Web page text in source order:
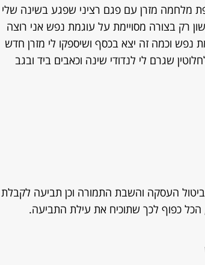
מלחמה מזרן עם פגם רציני שפגע בשינה שלי
רק בצורה מסויימת על עוגמת נפש אני רוצה
וכמה זה יצא בכסף ושיספקו לי מזרן חדש
שגרם לי לנדודי שינה וכאבים ביד ובגב
העסקה והשבת התמורה וכן תביעה לקבלת
הכל כפוף לכך שתוכיח את עילת התביעה.